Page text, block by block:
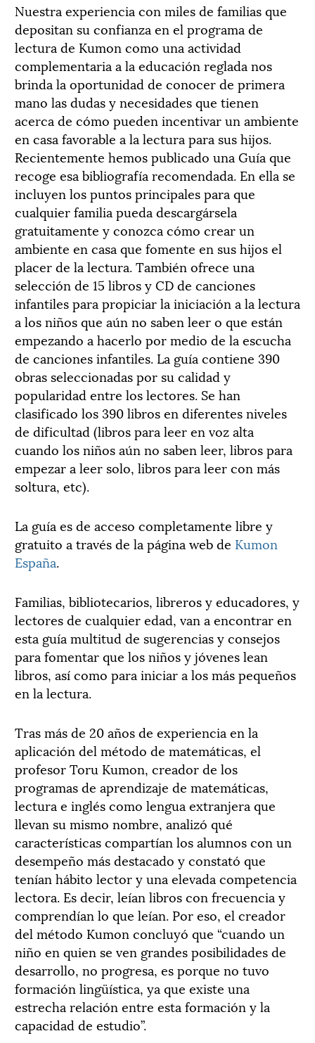
Nuestra experiencia con miles de familias que
depositan su confianza en el programa de
lectura de Kumon como una actividad
complementaria a la educación reglada nos
brinda la oportunidad de conocer de primera
mano las dudas y necesidades que tienen
acerca de cómo pueden incentivar un ambiente
en casa favorable a la lectura para sus hijos.
Recientemente hemos publicado una Guía que
recoge esa bibliografía recomendada. En ella se
incluyen los puntos principales para que
cualquier familia pueda descargársela
gratuitamente y conozca cómo crear un
ambiente en casa que fomente en sus hijos el
placer de la lectura. También ofrece una
selección de 15 libros y CD de canciones
infantiles para propiciar la iniciación a la lectura
a los niños que aún no saben leer o que están
empezando a hacerlo por medio de la escucha
de canciones infantiles. La guía contiene 390
obras seleccionadas por su calidad y
popularidad entre los lectores. Se han
clasificado los 390 libros en diferentes niveles
de dificultad (libros para leer en voz alta
cuando los niños aún no saben leer, libros para
empezar a leer solo, libros para leer con más
soltura, etc).
La guía es de acceso completamente libre y
gratuito a través de la página web de Kumon
España.
Familias, bibliotecarios, libreros y educadores, y
lectores de cualquier edad, van a encontrar en
esta guía multitud de sugerencias y consejos
para fomentar que los niños y jóvenes lean
libros, así como para iniciar a los más pequeños
en la lectura.
Tras más de 20 años de experiencia en la
aplicación del método de matemáticas, el
profesor Toru Kumon, creador de los
programas de aprendizaje de matemáticas,
lectura e inglés como lengua extranjera que
llevan su mismo nombre, analizó qué
características compartían los alumnos con un
desempeño más destacado y constató que
tenían hábito lector y una elevada competencia
lectora. Es decir, leían libros con frecuencia y
comprendían lo que leían. Por eso, el creador
del método Kumon concluyó que “cuando un
niño en quien se ven grandes posibilidades de
desarrollo, no progresa, es porque no tuvo
formación lingüística, ya que existe una
estrecha relación entre esta formación y la
capacidad de estudio”.